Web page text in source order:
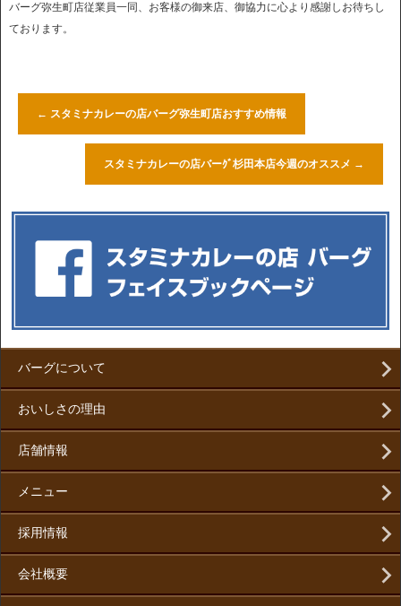
バーグ弥生町店従業員一同、お客様の御来店、御協力に心より感謝しお待ちし
ております。
← スタミナカレーの店バーグ弥生町店おすすめ情報
スタミナカレーの店バーｸﾞ杉田本店今週のオススメ →
バーグについて
おいしさの理由
店舗情報
メニュー
採用情報
会社概要